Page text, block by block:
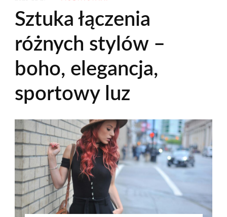
Sztuka łączenia
różnych stylów –
boho, elegancja,
sportowy luz